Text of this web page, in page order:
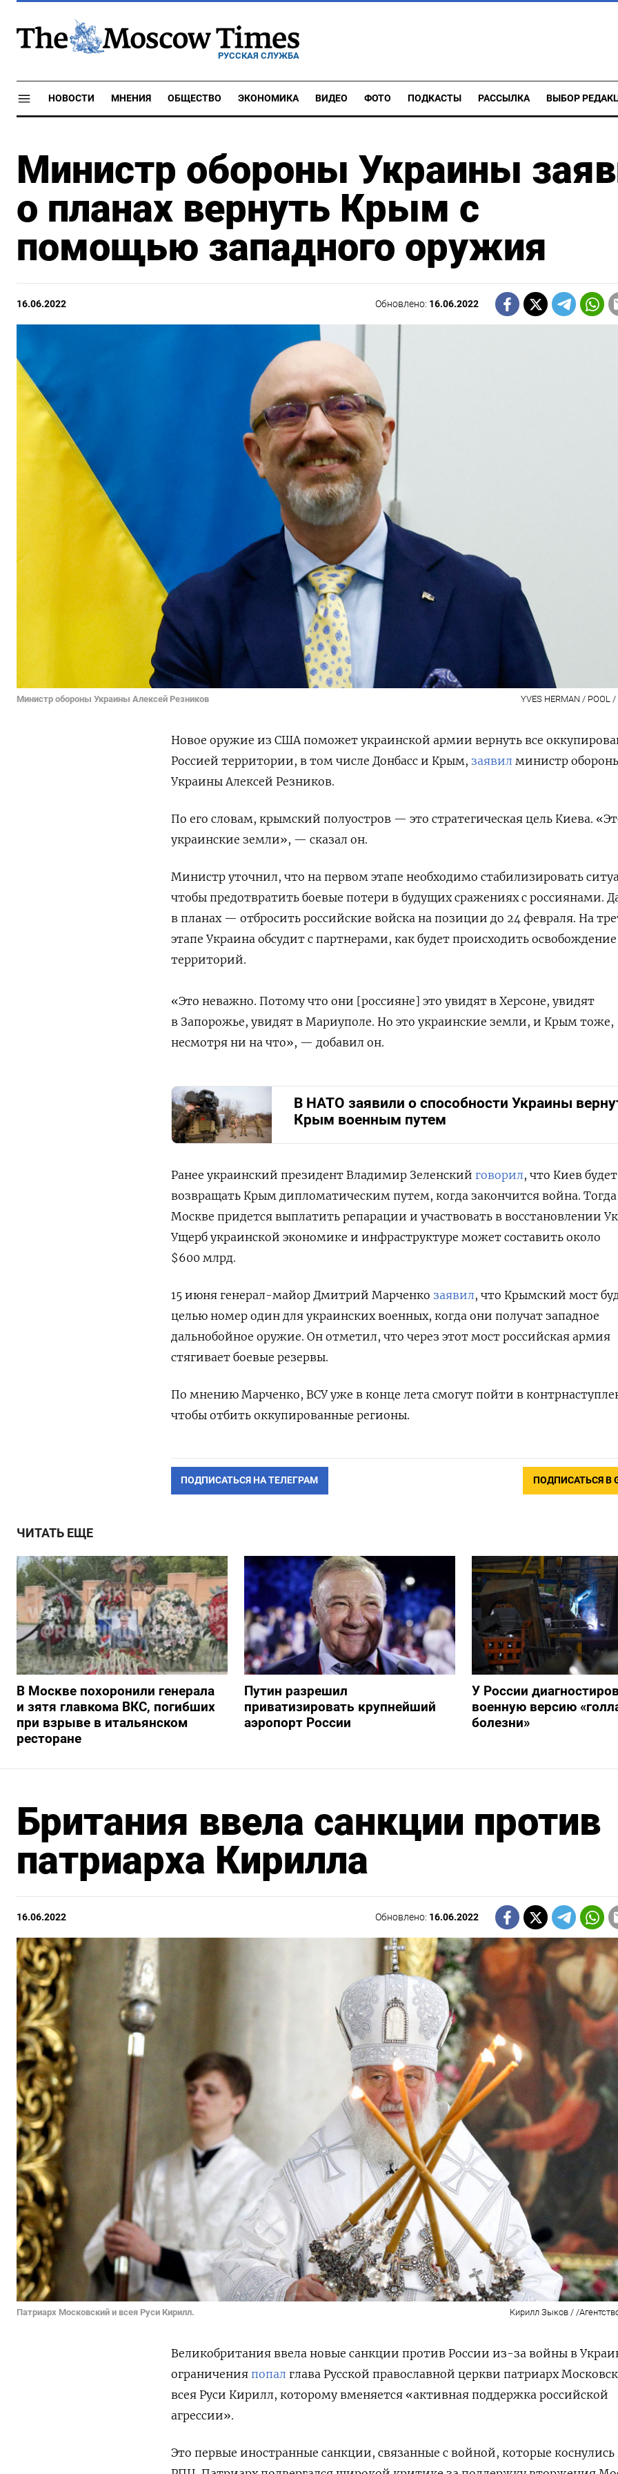
РУССКАЯ СЛУЖБА
НОВОСТИ МНЕНИЯ ОБЩЕСТВО ЭКОНОМИКА ВИДЕО ФОТО ПОДКАСТЫ РАССЫЛКА ВЫБОР
Министр обороны Украины
о планах вернуть Крым с
помощью западного оружия
16.06.2022 Обновлено: 16.06.2022
Министр обороны Украины Алексей Резников YVES HERMAN / POOL
Новое оружие из США поможет украинской армии вернуть все
Россией территории, в том числе Донбасс и Крым, заявил министр
Украины Алексей Резников.
По его словам, крымский полуостров — это стратегическая цель Киева.
украинские земли», — сказал он.
Министр уточнил, что на первом этапе необходимо стабилизировать
чтобы предотвратить боевые потери в будущих сражениях с россиянами.
в планах — отбросить российские войска на позиции до 24 февраля. На
этапе Украина обсудит с партнерами, как будет происходить освобождение
территорий.
«Это неважно. Потому что они [россияне] это увидят в Херсоне, увидят
в Запорожье, увидят в Мариуполе. Но это украинские земли, и Крым тоже,
несмотря ни на что», — добавил он.
В НАТО заявили о способности Украины
Крым военным путем
Ранее украинский президент Владимир Зеленский говорил, что Киев будет
возвращать Крым дипломатическим путем, когда закончится война.
Москве придется выплатить репарации и участвовать в восстановлении
Ущерб украинской экономике и инфраструктуре может составить около
$600 млрд.
15 июня генерал-майор Дмитрий Марченко заявил, что Крымский мост
целью номер один для украинских военных, когда они получат западное
дальнобойное оружие. Он отметил, что через этот мост российская армия
стягивает боевые резервы.
По мнению Марченко, ВСУ уже в конце лета смогут пойти в
чтобы отбить оккупированные регионы.
ПОДПИСАТЬСЯ НА ТЕЛЕГРАМ ПОДПИСАТЬСЯ В
ЧИТАТЬ ЕЩЕ
В Москве похоронили генерала
и зятя главкома ВКС, погибших
при взрыве в итальянском
ресторане
Путин разрешил
приватизировать крупнейший
аэропорт России
У России
военную версию
болезни»
Британия ввела санкции против
патриарха Кирилла
16.06.2022 Обновлено: 16.06.2022
Патриарх Московский и всея Руси Кирилл. Кирилл Зыков / /
Великобритания ввела новые санкции против России из-за войны в
ограничения попал глава Русской православной церкви патриарх
всея Руси Кирилл, которому вменяется «активная поддержка российской
агрессии».
Это первые иностранные санкции, связанные с войной, которые коснулись